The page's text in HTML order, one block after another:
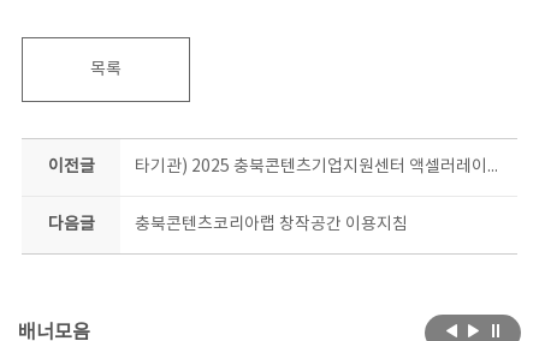
목록
이전글 타기관) 2025 충북콘텐츠기업지원센터 액셀러레이팅 프로그램 입주기업 모집
다음글 충북콘텐츠코리아랩 창작공간 이용지침
배너모음